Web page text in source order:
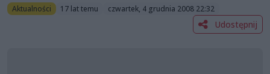
Aktualności 17 lat temu czwartek, 4 grudnia 2008 22:32
Udostępnij